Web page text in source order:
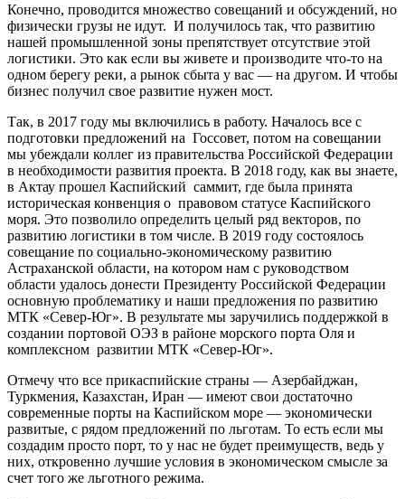
Конечно, проводится множество совещаний и обсуждений, но
физически грузы не идут. И получилось так, что развитию
нашей промышленной зоны препятствует отсутствие этой
логистики. Это как если вы живете и производите что-то на
одном берегу реки, а рынок сбыта у вас — на другом. И чтобы
бизнес получил свое развитие нужен мост.
Так, в 2017 году мы включились в работу. Началось все с
подготовки предложений на Госсовет, потом на совещании
мы убеждали коллег из правительства Российской Федерации
в необходимости развития проекта. В 2018 году, как вы знаете,
в Актау прошел Каспийский саммит, где была принята
историческая конвенция о правовом статусе Каспийского
моря. Это позволило определить целый ряд векторов, по
развитию логистики в том числе. В 2019 году состоялось
совещание по социально-экономическому развитию
Астраханской области, на котором нам с руководством
области удалось донести Президенту Российской Федерации
основную проблематику и наши предложения по развитию
МТК «Север-Юг». В результате мы заручились поддержкой в
создании портовой ОЭЗ в районе морского порта Оля и
комплексном развитии МТК «Север-Юг».
Отмечу что все прикаспийские страны — Азербайджан,
Туркмения, Казахстан, Иран — имеют свои достаточно
современные порты на Каспийском море — экономически
развитые, с рядом предложений по льготам. То есть если мы
создадим просто порт, то у нас не будет преимуществ, ведь у
них, откровенно лучшие условия в экономическом смысле за
счет того же льготного режима.